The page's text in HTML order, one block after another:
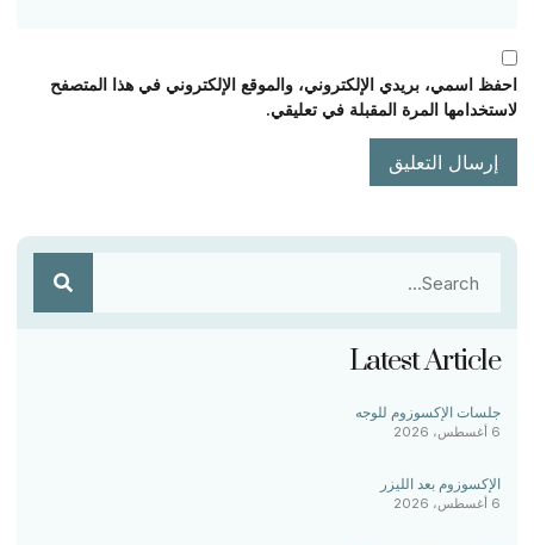
احفظ اسمي، بريدي الإلكتروني، والموقع الإلكتروني في هذا المتصفح
لاستخدامها المرة المقبلة في تعليقي.
Latest Article
جلسات الإكسوزوم للوجه
6 أغسطس، 2026
الإكسوزوم بعد الليزر
6 أغسطس، 2026